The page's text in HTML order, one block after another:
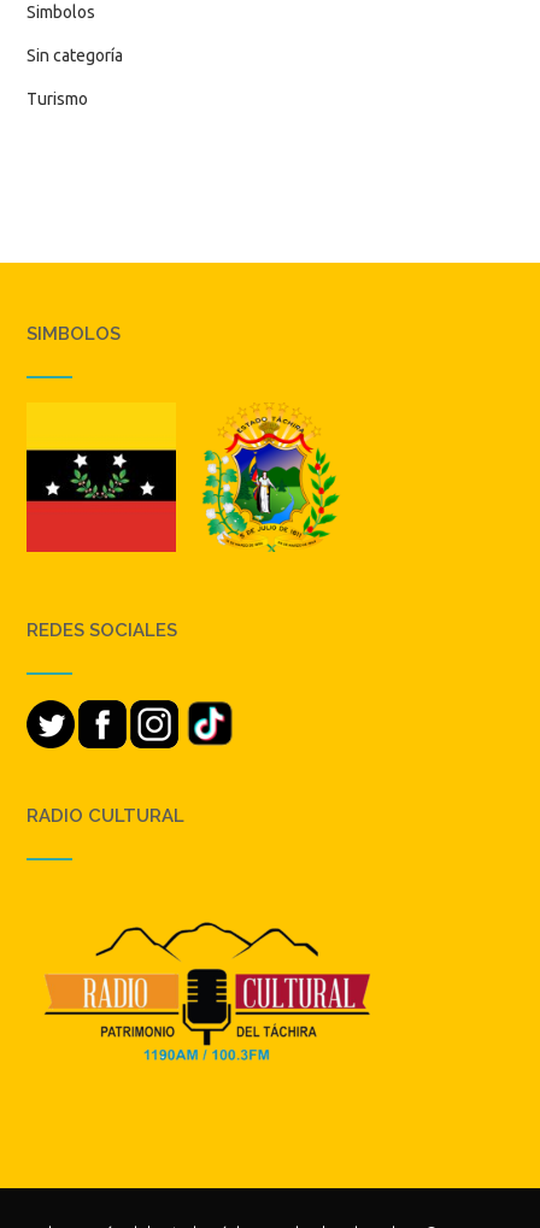
Simbolos
Sin categoría
Turismo
SIMBOLOS
REDES SOCIALES
RADIO CULTURAL